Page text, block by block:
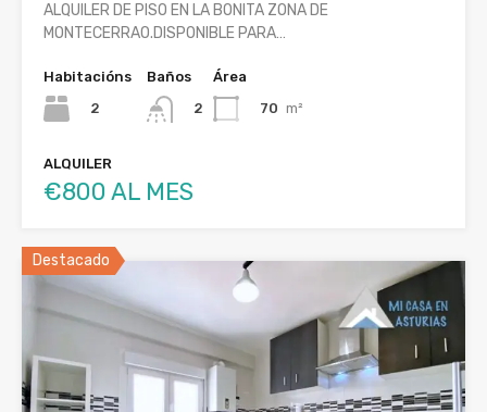
ALQUILER DE PISO EN LA BONITA ZONA DE
MONTECERRAO.DISPONIBLE PARA…
Habitacións
2
Baños
2
Área
70 m²
ALQUILER
€800 AL MES
Destacado